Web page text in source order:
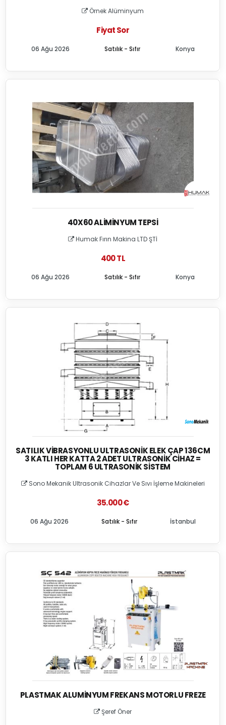
Örnek Alüminyum
Fiyat Sor
Satılık - Sıfır
06 Ağu 2026 Konya
40X60 ALIMINYUM TEPSI
Humak Fırın Makina LTD ŞTİ
400 TL
Satılık - Sıfır
06 Ağu 2026 Konya
SATILIK VIBRASYONLU ULTRASONIK ELEK ÇAP 136CM
3 KATLI HER KATTA 2 ADET ULTRASONIK CIHAZ =
TOPLAM 6 ULTRASONIK SISTEM
Sono Mekanik Ultrasonik Cihazlar Ve Sıvı İşleme Makineleri
35.000 €
Satılık - Sıfır
06 Ağu 2026 İstanbul
PLASTMAK ALUMINYUM FREKANS MOTORLU FREZE
Şeref Öner